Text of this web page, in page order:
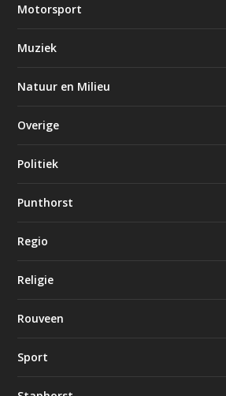
Motorsport
Muziek
Natuur en Milieu
Overige
Politiek
Punthorst
Regio
Religie
Rouveen
Sport